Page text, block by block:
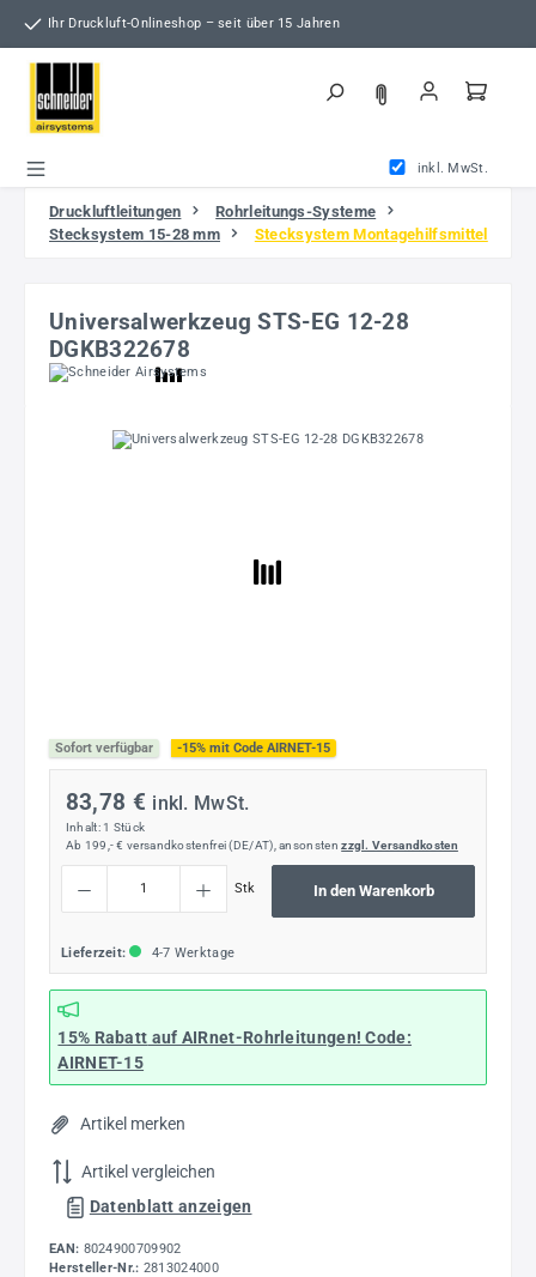
Zum Hauptinhalt springen
Ihr Druckluft-Onlineshop – seit über 15 Jahren
inkl. MwSt.
Druckluftleitungen
Rohrleitungs-Systeme
Stecksystem 15-28 mm
Stecksystem Montagehilfsmittel
Universalwerkzeug STS-EG 12-28
DGKB322678
Bildergalerie überspringen
Sofort verfügbar -15% mit Code AIRNET-15
83,78 € inkl. MwSt.
Inhalt: 1 Stück
Ab 199,- € versandkostenfrei (DE/AT), ansonstenzzgl. Versandkosten
Stk In den Warenkorb
Lieferzeit: 4-7 Werktage
15% Rabatt auf AIRnet-Rohrleitungen! Code:
AIRNET-15
Artikel merken
Artikel vergleichen
Datenblatt anzeigen
EAN: 8024900709902
Hersteller-Nr.: 2813024000